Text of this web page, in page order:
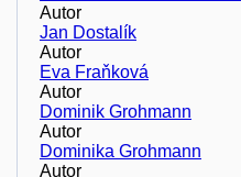
Autor
Jan Dostalík
Autor
Eva Fraňková
Autor
Dominik Grohmann
Autor
Dominika Grohmann
Autor